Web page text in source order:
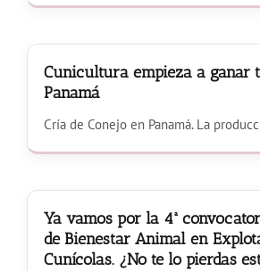
Cunicultura empieza a ganar
Panamá
Cría de Conejo en Panamá. La
Ya vamos por la 4ª
de Bienestar Animal en
Cunícolas. ¿No te lo pierdas